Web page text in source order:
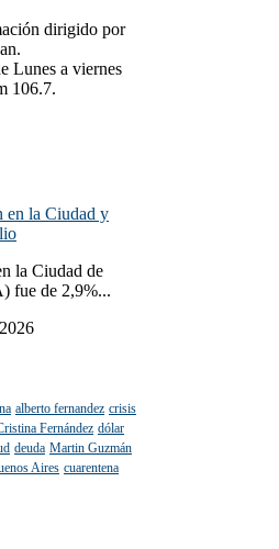
dirigido por
Lunes a viernes
106.7.
en la Ciudad y
la Ciudad de
fue de 2,9%...
alberto fernandez crisis
Fernández dólar
deuda Martin Guzmán
Aires cuarentena